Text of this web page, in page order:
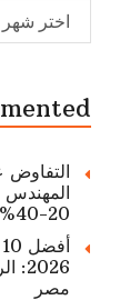
Archive
التفاوض
20-40%
مصر